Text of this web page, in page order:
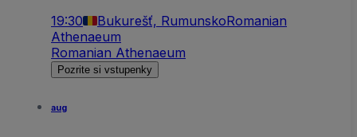
19:30 Bukurešť, RumunskoRomanian
Athenaeum
Romanian Athenaeum
Pozrite si vstupenky
aug